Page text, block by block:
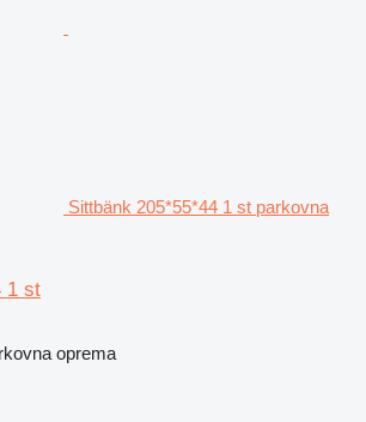
Sittbänk 205*55*44 1 st parkovna
1 st
oprema